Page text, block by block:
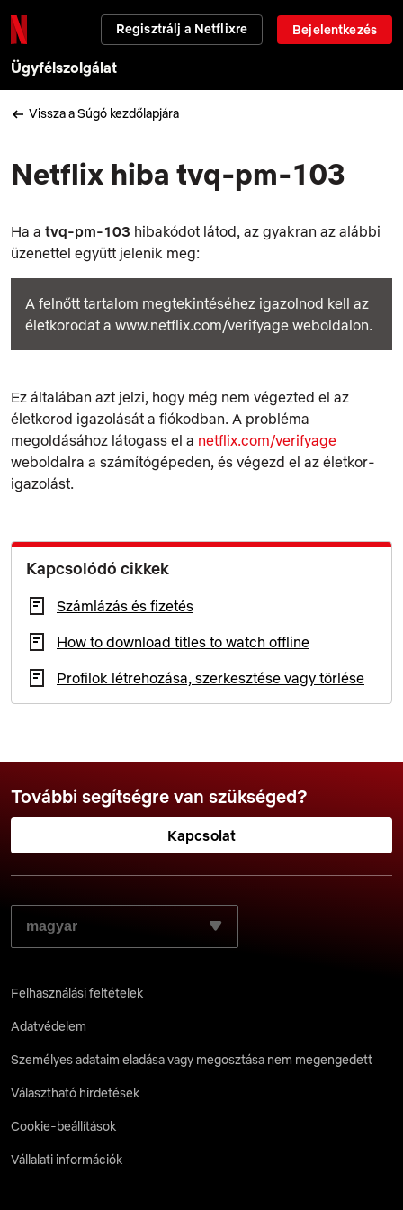
Regisztrálj a Netflixre Bejelentkezés
Ügyfélszolgálat
Vissza a Súgó kezdőlapjára
Netflix hiba tvq-pm-103
Ha a tvq-pm-103 hibakódot látod, az gyakran az alábbi
üzenettel együtt jelenik meg:
A felnőtt tartalom megtekintéséhez igazolnod kell az
életkorodat a www.netflix.com/verifyage weboldalon.
Ez általában azt jelzi, hogy még nem végezted el az
életkorod igazolását a fiókodban. A probléma
megoldásához látogass el a netflix.com/verifyage
weboldalra a számítógépeden, és végezd el az életkor-
igazolást.
Kapcsolódó cikkek
Számlázás és fizetés
How to download titles to watch offline
Profilok létrehozása, szerkesztése vagy törlése
További segítségre van szükséged?
Kapcsolat
VÁLASZD KI A KÍVÁNT NYELVET:
Felhasználási feltételek
Adatvédelem
Személyes adataim eladása vagy megosztása nem megengedett
Választható hirdetések
Cookie-beállítások
Vállalati információk